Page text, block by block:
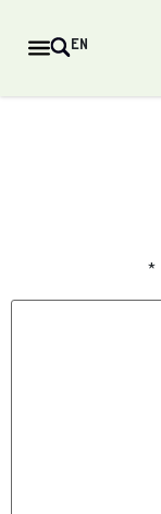
EN
*